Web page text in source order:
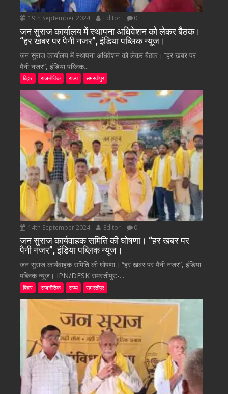
19th September 2024 Editor 0
जन सुराज कार्यालय में स्थापना अधिवेशन को लेकर बैठक।
“हर खबर पर पैनी नजर”, इंडिया पब्लिक न्यूज।
जन सुराज कार्यालय में स्थापना अधिवेशन को लेकर बैठक। “हर खबर पर
पैनी नजर”, इंडिया पब्लिक...
बिहार राजनीतिक राज्य समस्तीपुर
14th September 2024 Editor 0
जन सुराज कार्यवाहक समिति की घोषणा। “हर खबर पर
पैनी नजर”, इंडिया पब्लिक न्यूज।
जन सुराज कार्यवाहक समिति की घोषणा। “हर खबर पर पैनी नजर”, इंडिया
पब्लिक न्यूज। IPN/DESK समस्तीपुर:-...
बिहार राजनीतिक राज्य समस्तीपुर